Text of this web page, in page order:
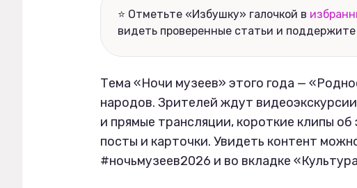
⭐ Отметьте «Избушку» галочкой в
видеть проверенные статьи и поддержите
Тема «Ночи музеев» этого года —
народов. Зрителей ждут
и прямые трансляции, короткие клипы
посты и карточки. Увидеть контент
#ночьмузеев2026 и во вкладке